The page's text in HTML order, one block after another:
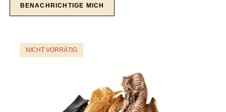
NICHT VORRÄTIG